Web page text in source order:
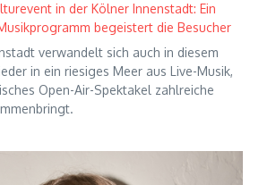
in der Kölner Innenstadt: Ein
begeistert die Besucher
verwandelt sich auch in diesem
in ein riesiges Meer aus Live-Musik,
Open-Air-Spektakel zahlreiche